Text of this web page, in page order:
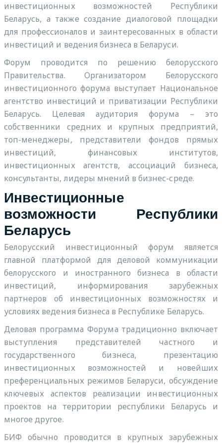
инвестиционных возможностей Республики
Беларусь, а также создание диалоговой площадки
для профессионалов и заинтересованных в области
инвестиций и ведения бизнеса в Беларуси.
Форум проводится по решению белорусского
Правительства. Организатором Белорусского
инвестиционного форума выступает Национальное
агентство инвестиций и приватизации Республики
Беларусь. Целевая аудитория форума – это
собственники средних и крупных предприятий,
топ-менеджеры, представители фондов прямых
инвестиций, финансовых институтов,
инвестиционных агентств, ассоциаций бизнеса,
консультанты, лидеры мнений в бизнес-среде.
Инвестиционные
возможности Республики
Беларусь
Белорусский инвестиционный форум является
главной платформой для деловой коммуникации
белорусского и иностранного бизнеса в области
инвестиций, информирования зарубежных
партнеров об инвестиционных возможностях и
условиях ведения бизнеса в Республике Беларусь.
Деловая программа Форума традиционно включает
выступления представителей частного и
государственного бизнеса, презентацию
инвестиционных возможностей и новейших
преференциальных режимов Беларуси, обсуждение
ключевых аспектов реализации инвестиционных
проектов на территории республики Беларусь и
многое другое.
БИФ обычно проводится в крупных зарубежных